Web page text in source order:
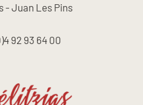
- Juan Les Pins
92 93 64 00